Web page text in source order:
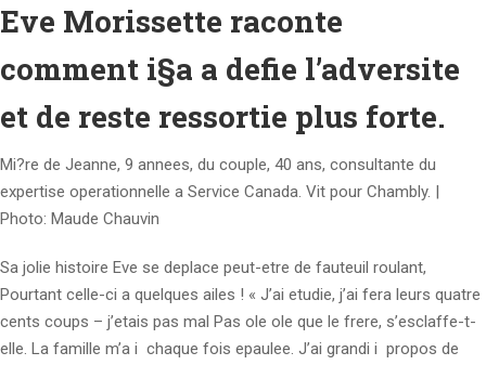
Eve Morissette raconte
comment i§a a defie l’adversite
et de reste ressortie plus forte.
Mi?re de Jeanne, 9 annees, du couple, 40 ans, consultante du
expertise operationnelle a Service Canada. Vit pour Chambly. |
Photo: Maude Chauvin
Sa jolie histoire Eve se deplace peut-etre de fauteuil roulant,
Pourtant celle-ci a quelques ailes ! « J’ai etudie, j’ai fera leurs quatre
cents coups – j’etais pas mal Pas ole ole que le frere, s’esclaffe-t-
elle. La famille m’a i chaque fois epaulee. J’ai grandi i propos de